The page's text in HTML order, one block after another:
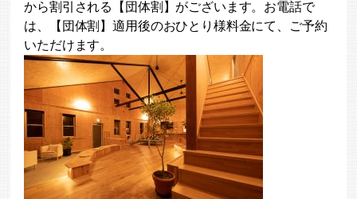
から割引される【団体割】がございます。お電話で
は、【団体割】適用後のおひとり様料金にて、ご予約
いただけます。